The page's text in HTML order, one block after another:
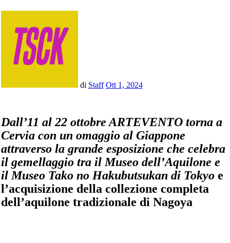
di Staff Ott 1, 2024
Dall’11 al 22 ottobre ARTEVENTO torna a
Cervia con un omaggio al Giappone
attraverso la grande esposizione che celebra
il gemellaggio tra il Museo dell’Aquilone e
il Museo Tako no Hakubutsukan di Tokyoe
l’acquisizione della collezione completa
dell’aquilone tradizionale di Nagoya